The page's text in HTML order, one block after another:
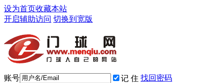
设为首页收藏本站
开启辅助访问 切换到宽版
账号 记 住 找回密码